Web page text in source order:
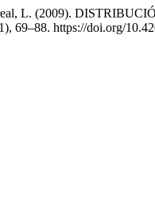
L. (2009).
69–88. https://doi.org/